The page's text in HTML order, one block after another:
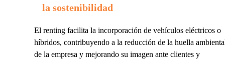
la sostenibilidad
El renting facilita la incorporación de vehículos eléctricos o
híbridos, contribuyendo a la reducción de la huella
de la empresa y mejorando su imagen ante clientes y